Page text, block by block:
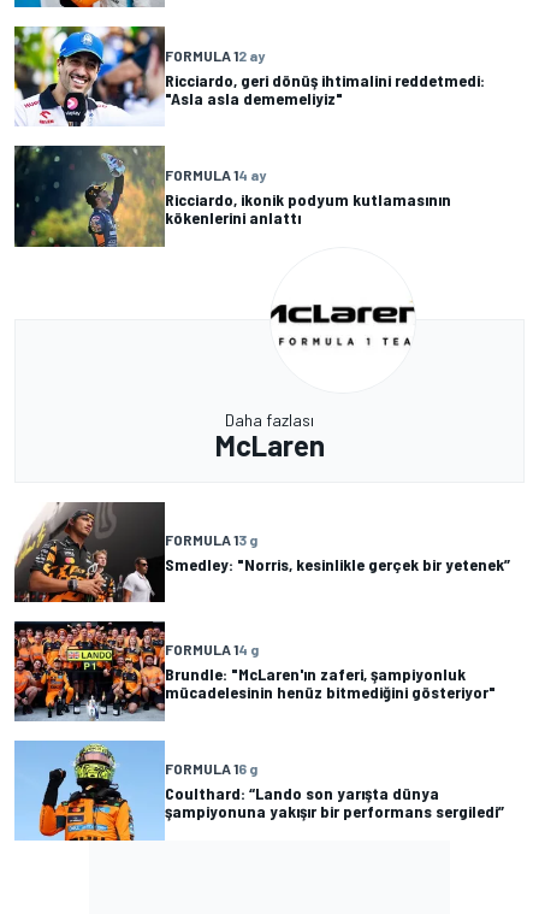
FORMULA 12 ay
Ricciardo, geri dönüş ihtimalini reddetmedi:
"Asla asla dememeliyiz"
FORMULA 14 ay
Ricciardo, ikonik podyum kutlamasının
kökenlerini anlattı
Daha fazlası
McLaren
FORMULA 13 g
Smedley: "Norris, kesinlikle gerçek bir yetenek”
FORMULA 14 g
Brundle: "McLaren'ın zaferi, şampiyonluk
mücadelesinin henüz bitmediğini gösteriyor"
FORMULA 16 g
Coulthard: “Lando son yarışta dünya
şampiyonuna yakışır bir performans sergiledi”